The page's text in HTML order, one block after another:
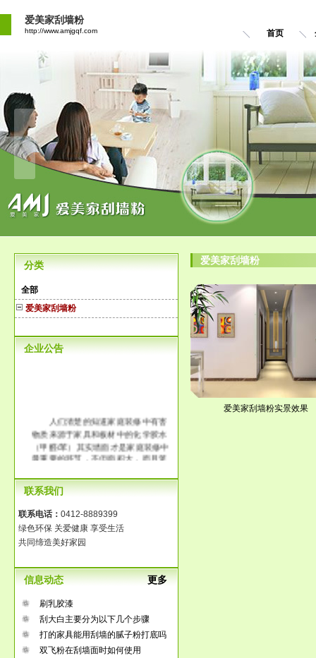
爱美家刮墙粉
http://www.amjgqf.com 首页
分类
全部
爱美家刮墙粉
企业公告
人们清楚的知道家庭装修中有害
物质来源于家具和板材中的化学胶水
（甲醛/苯）其实墙面才是家庭装修中
最重要的环节，不但面积大，而且笼
量的化学胶水，它的释放时间长达3-8
年，长时间在一个污染的环境中生
联系我们
联系电话： 0412-8889399
绿色环保 关爱健康 享受生活
共同缔造美好家园
更多
信息动态
刷乳胶漆
刮大白主要分为以下几个步骤
打的家具能用刮墙的腻子粉打底吗
双飞粉在刮墙面时如何使用
爱美家刮墙粉
爱美家刮墙粉实景效果